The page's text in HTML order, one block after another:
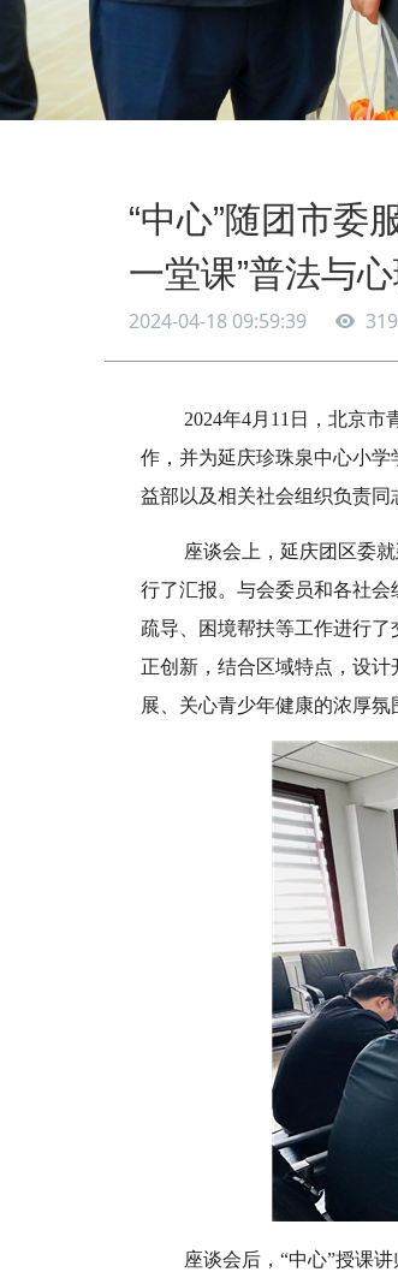
“中心”随团市委
一堂课”普法与
2024-04-18 09:59:39 319
2024年4月11日，北京
作，并为延庆珍珠泉中心小
益部以及相关社会组织负责同
座谈会上，延庆团区委
行了汇报。与会委员和各社
疏导、困境帮扶等工作进行
正创新，结合区域特点，设
展、关心青少年健康的浓厚氛
座谈会后，“中心”授课